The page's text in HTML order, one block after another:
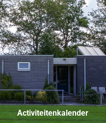
Activiteitenkalender